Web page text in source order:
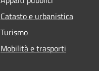
Catasto e urbanistica
Turismo
Mobilità e trasporti